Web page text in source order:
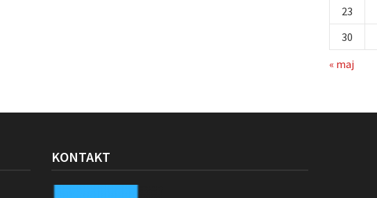
23
30
« maj
KONTAKT